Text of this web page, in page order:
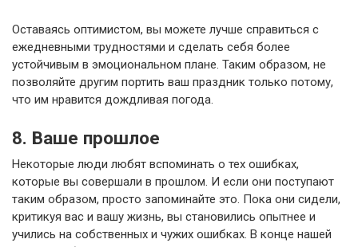
Оставаясь оптимистом, вы можете лучше справиться с
ежедневными трудностями и сделать себя более
устойчивым в эмоциональном плане. Таким образом, не
позволяйте другим портить ваш праздник только потому,
что им нравится дождливая погода.
8. Ваше прошлое
Некоторые люди любят вспоминать о тех ошибках,
которые вы совершали в прошлом. И если они поступают
таким образом, просто запоминайте это. Пока они сидели,
критикуя вас и вашу жизнь, вы становились опытнее и
учились на собственных и чужих ошибках. В конце нашей